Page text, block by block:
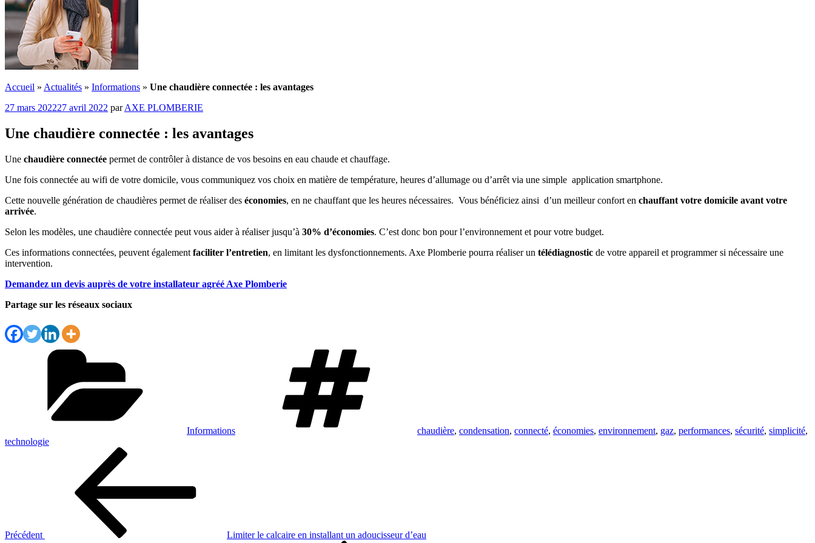
Accueil » Actualités » Informations » Une chaudière connectée : les avantages
Publié
27 mars 202227 avril 2022 parAXE PLOMBERIE
Une chaudière connectée : les avantages
Une chaudière connectée permet de contrôler à distance de vos besoins en eau chaude et chauffage.
Une fois connectée au wifi de votre domicile, vous communiquez vos choix en matière de température, heures d’allumage ou d’arrêt via une simple application smartphone.
Cette nouvelle génération de chaudières permet de réaliser des économies, en ne chauffant que les heures nécessaires. Vous bénéficiez ainsi d’un meilleur confort en chauffant votre domicile avant votre
arrivée.
Selon les modèles, une chaudière connectée peut vous aider à réaliser jusqu’à 30% d’économies. C’est donc bon pour l’environnement et pour votre budget.
Ces informations connectées, peuvent également faciliter l’entretien, en limitant les dysfonctionnements. Axe Plomberie pourra réaliser un télédiagnostic de votre appareil et programmer si nécessaire une
intervention.
Demandez un devis auprès de votre installateur agréé Axe Plomberie
Partage sur les réseaux sociaux
Informations chaudière, condensation, connecté, économies, environnement, gaz, performances, sécurité, simplicité,
technologie
Précédent
Limiter le calcaire en installant un adoucisseur d’eau